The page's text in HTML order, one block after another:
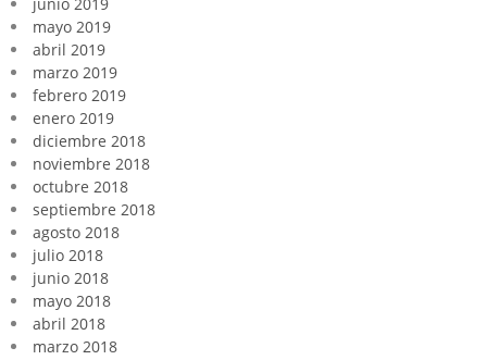
mayo 2019
abril 2019
marzo 2019
febrero 2019
enero 2019
diciembre 2018
noviembre 2018
octubre 2018
septiembre 2018
agosto 2018
julio 2018
junio 2018
mayo 2018
abril 2018
marzo 2018